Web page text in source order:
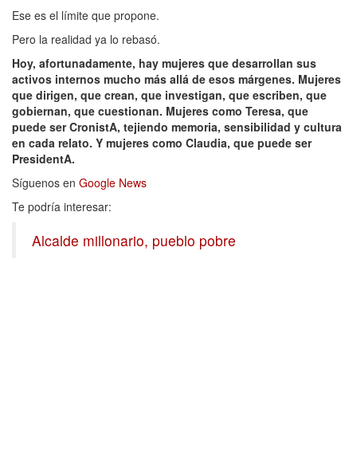
Ese es el límite que propone.
Pero la realidad ya lo rebasó.
Hoy, afortunadamente, hay mujeres que desarrollan sus
activos internos mucho más allá de esos márgenes. Mujeres
que dirigen, que crean, que investigan, que escriben, que
gobiernan, que cuestionan. Mujeres como Teresa, que
puede ser CronistA, tejiendo memoria, sensibilidad y cultura
en cada relato. Y mujeres como Claudia, que puede ser
PresidentA.
Síguenos en Google News
Te podría interesar:
Alcalde millonario, pueblo pobre